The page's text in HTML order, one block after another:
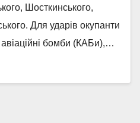
Шосткинського,
Для ударів окупанти
бомби (КАБи),…